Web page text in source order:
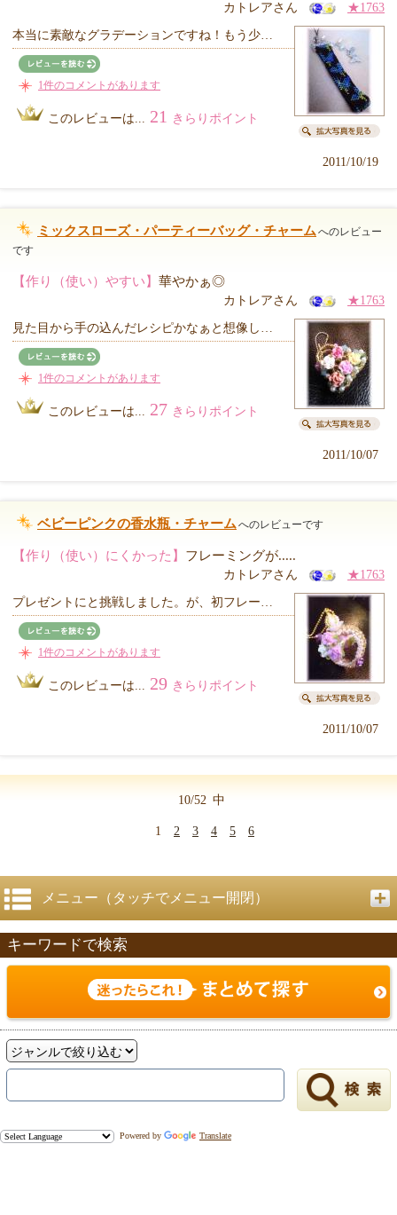
カトレアさん ★1763
本当に素敵なグラデーションですね！もう少…
1件のコメントがあります
このレビューは... 21 きらりポイント
2011/10/19
ミックスローズ・パーティーバッグ・チャーム へのレビュー
です
【作り（使い）やすい】 華やかぁ◎
カトレアさん ★1763
見た目から手の込んだレシピかなぁと想像し…
1件のコメントがあります
このレビューは... 27 きらりポイント
2011/10/07
ベビーピンクの香水瓶・チャーム へのレビューです
【作り（使い）にくかった】 フレーミングが.....
カトレアさん ★1763
プレゼントにと挑戦しました。が、初フレー…
1件のコメントがあります
このレビューは... 29 きらりポイント
2011/10/07
10/52 中
1 2 3 4 5 6
メニュー（タッチでメニュー開閉）
キーワードで検索
Powered by Translate